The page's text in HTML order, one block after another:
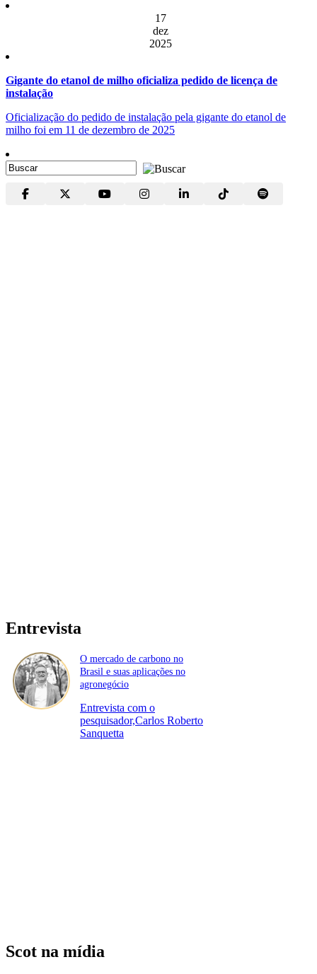
17
dez
2025
Gigante do etanol de milho oficializa pedido de licença de
instalação
Oficialização do pedido de instalação pela gigante do etanol de
milho foi em 11 de dezembro de 2025
Entrevista
O mercado de carbono no
Brasil e suas aplicações no
agronegócio
Entrevista com o
pesquisador,Carlos Roberto
Sanquetta
Scot na mídia